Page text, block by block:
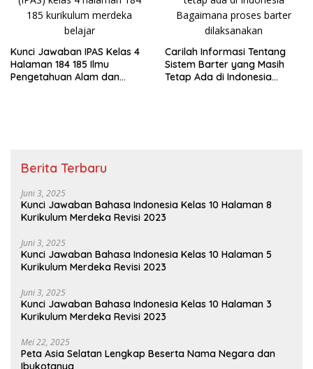
Kunci Jawaban IPAS Kelas 4
Halaman 184 185 Ilmu
Pengetahuan Alam dan
Carilah Informasi Tentang
Sistem Barter yang Masih
Tetap Ada di Indonesia
Berita Terbaru
Juni 3, 2025
Kunci Jawaban Bahasa Indonesia Kelas 10 Halaman 8
Kurikulum Merdeka Revisi 2023
Juni 3, 2025
Kunci Jawaban Bahasa Indonesia Kelas 10 Halaman 5
Kurikulum Merdeka Revisi 2023
Juni 3, 2025
Kunci Jawaban Bahasa Indonesia Kelas 10 Halaman 3
Kurikulum Merdeka Revisi 2023
Mei 22, 2025
Peta Asia Selatan Lengkap Beserta Nama Negara dan
Ibukotanya